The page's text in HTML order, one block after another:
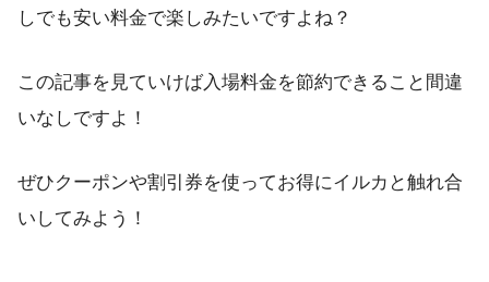
しでも安い料金で楽しみたいですよね？
この記事を見ていけば入場料金を節約できること間違
いなしですよ！
ぜひクーポンや割引券を使ってお得にイルカと触れ合
いしてみよう！